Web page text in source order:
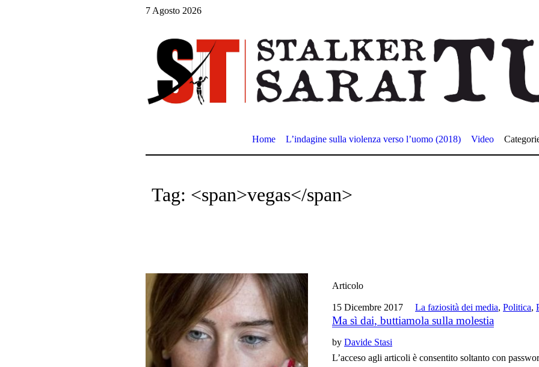
7 Agosto 2026
Home L’indagine sulla violenza verso l’uomo (2018) Video
Tag: <span>vegas</span>
Articolo
15 Dicembre 2017 La faziosità dei media,Politica,
Ma sì dai, buttiamola sulla molestia
byDavide Stasi
L’acceso agli articoli è consentito soltanto con